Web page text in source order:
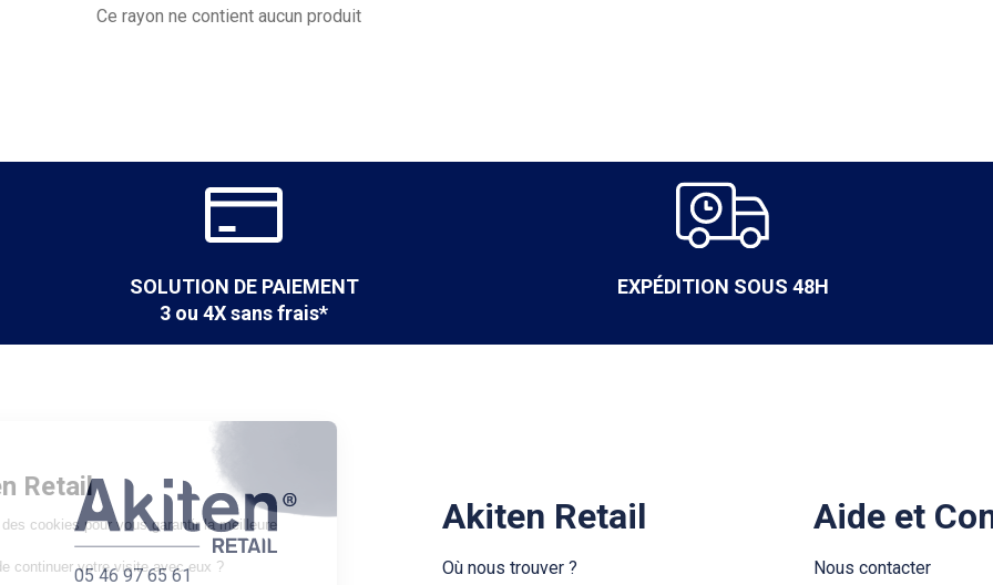
sur Akiten Retail
Notre site utilise des cookies pour vous garantir la meilleure
expérience.
Acceptez-vous de continuer votre visite avec eux ?
Ce rayon ne contient aucun produit
SOLUTION DE PAIEMENT
3 ou 4X sans frais*
EXPÉDITION SOUS 48H
05 46 97 65 61
Akiten Retail
Où nous trouver ?
Aide et
Nous contacter